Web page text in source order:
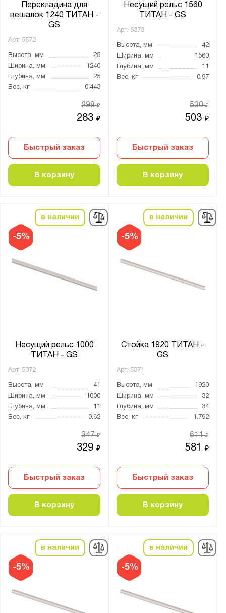
Перекладина для
вешалок 1240 ТИТАН -
GS
Арт. 5572
Высота, мм
25
Ширина, мм
1240
Глубина, мм
25
Вес, кг
0.443
283₽
298₽
Быстрый заказ
В корзину
Несущий рельс 1560
ТИТАН - GS
Арт. 5373
Высота, мм
42
Ширина, мм
1560
Глубина, мм
11
Вес, кг
0.97
503₽
530₽
Быстрый заказ
В корзину
-5%
в наличии
Несущий рельс 1000
ТИТАН - GS
Арт. 5372
Высота, мм
41
Ширина, мм
1000
Глубина, мм
Вес, кг
0.62
329₽
347₽
Быстрый заказ
В корзину
-5%
в наличии
Стойка 1920 ТИТАН -
GS
Арт. 5371
Высота, мм
1920
Ширина, мм
32
Глубина, мм
34
Вес, кг
1.792
581₽
611₽
Быстрый заказ
В корзину
-5%
в наличии
-5%
в наличии